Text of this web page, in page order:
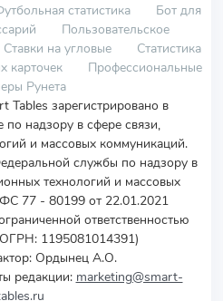
статистика
Бот для
Пользовательское
Ставки на угловые
Статистика
карточек
Профессиональные
Рунета
Tables зарегистрировано в
надзору в сфере связи,
и массовых коммуникаций.
службы по надзору в
технологий и массовых
77 - 80199 от 22.01.2021
ответственностью
1195081014391)
Ордынец А.О.
редакции: marketing@smart-